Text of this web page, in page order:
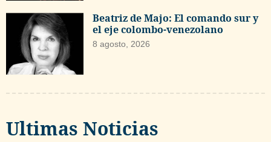
Beatriz de Majo: El comando sur y
el eje colombo-venezolano
8 agosto, 2026
Ultimas Noticias